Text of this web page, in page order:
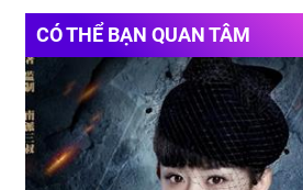
CÓ THỂ BẠN QUAN TÂM